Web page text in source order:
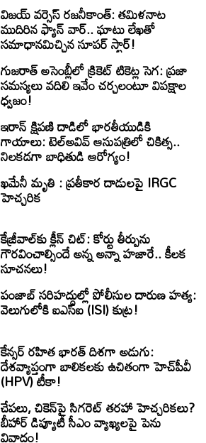
విజయ్ వర్సెస్ రజనీకాంత్: తమిళనాట
ముదిరిన ఫ్యాన్ వార్.. ఘాటు లేఖతో
సమాధానమిచ్చిన సూపర్ స్టార్!
గుజరాత్ అసెంబ్లీలో క్రికెట్ టికెట్ల సెగ: ప్రజా
సమస్యలు వదిలి ఇవేం చర్చలంటూ విపక్షాల
ధ్వజం!
ఇరాన్ క్షిపణి దాడిలో భారతీయుడికి
గాయాలు: టెల్అవివ్ ఆసుపత్రిలో చికిత్స..
నిలకడగా బాధితుడి ఆరోగ్యం!
ఖ‌మేనీ మృతి : ప్ర‌తీకార దాడుల‌పై IRGC
హెచ్చ‌రిక‌
కేజ్రీవాల్‌కు క్లీన్ చిట్: కోర్టు తీర్పును
గౌరవించాల్సిందే అన్న అన్నా హజారే.. కీలక
సూచనలు!
పంజాబ్ సరిహద్దుల్లో పోలీసుల దారుణ హత్య:
వెలుగులోకి ఐఎస్ఐ (ISI) కుట్ర!
కేన్సర్ రహిత భారత్ దిశగా అడుగు:
దేశవ్యాప్తంగా బాలికలకు ఉచితంగా హెచ్‌పీవీ
(HPV) టీకా!
చేపలు, చికెన్‌పై సిగరెట్ తరహా హెచ్చరికలు?
బీహార్ డిప్యూటీ సీఎం వ్యాఖ్యలపై పెను
వివాదం!